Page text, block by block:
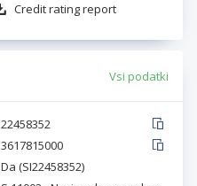
Credit rating report
Vsi podatki
22458352
3617815000
Da (SI22458352)